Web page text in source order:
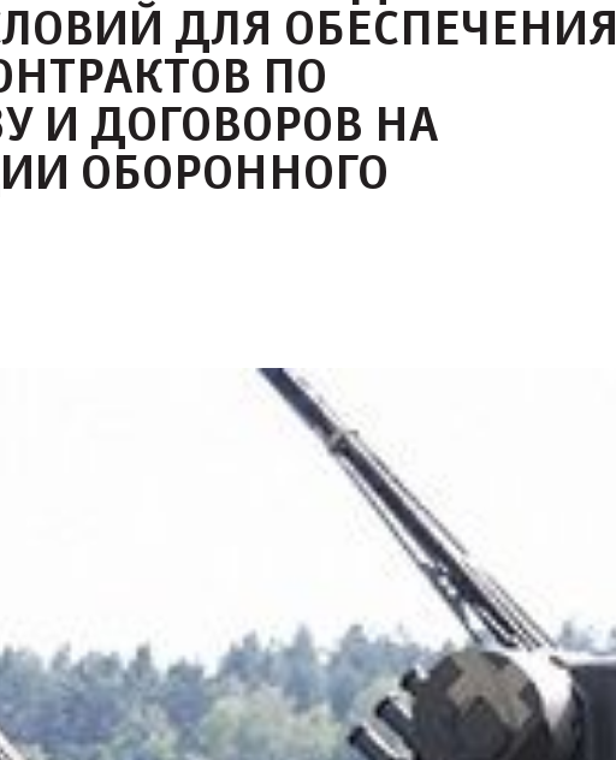
ДЛЯ ОБЕСПЕЧЕНИЯ
ПО
И ДОГОВОРОВ НА
ОБОРОННОГО